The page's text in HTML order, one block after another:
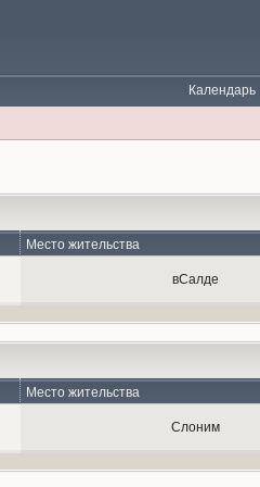
Календарь
Место жительства
вСалде
Место жительства
Слоним